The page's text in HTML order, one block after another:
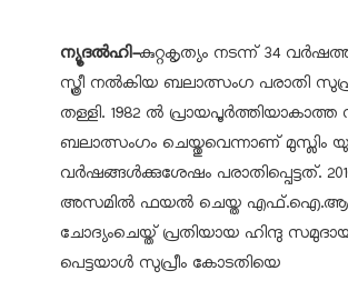
ന്യൂദല്‍ഹി-കുറ്റകൃത്യം നടന്ന് 34
സ്ത്രീ നല്‍കിയ ബലാത്സംഗ പരാതി
തള്ളി. 1982 ല്‍
ബലാത്സംഗം ചെയ്തുവെന്നാണ് മുസ്ലിം
വര്‍ഷങ്ങള്‍ക്കുശേഷം പരാതിപ്പെട്ടത്.
അസമില്‍ ഫയല്‍ ചെയ്ത
ചോദ്യംചെയ്ത് പ്രതിയായ ഹിന്ദു
പെട്ടയാള്‍ സുപ്രീം കോടതിയെ